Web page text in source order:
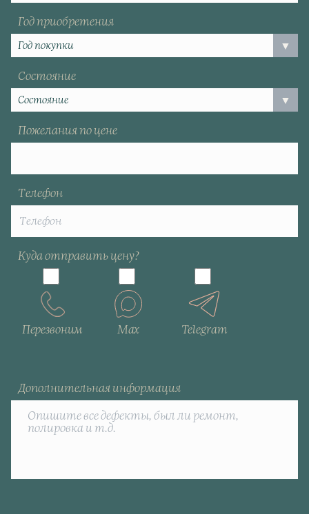
Год приобретения
Состояние
Пожелания по цене
Телефон
Куда отправить цену?
Перезвоним Max Telegram
Дополнительная информация